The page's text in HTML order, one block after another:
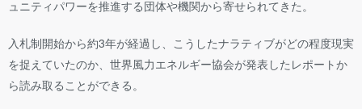
ュニティパワーを推進する団体や機関から寄せられてきた。
入札制開始から約3年が経過し、こうしたナラティブがどの程度現実
を捉えていたのか、世界風力エネルギー協会が発表したレポートか
ら読み取ることができる。